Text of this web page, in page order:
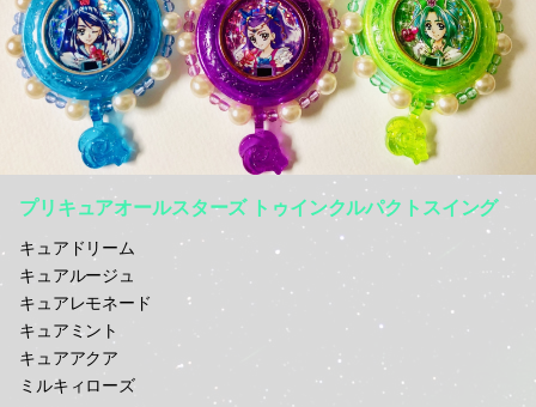
プリキュアオールスターズ トゥインクルパクトスイング
キュアドリーム
キュアルージュ
キュアレモネード
キュアミント
キュアアクア
ミルキィローズ